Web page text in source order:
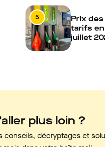
5
Prix
tarifs
juillet
plus loin ?
conseils, décryptages et